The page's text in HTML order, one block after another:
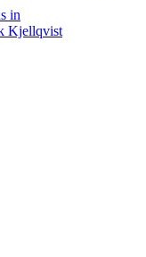
in
Kjellqvist